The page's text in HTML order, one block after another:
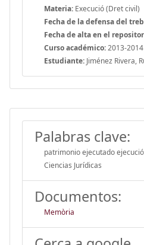
Materia: Execució (Dret civil)
Fecha de la defensa del
Fecha de alta en el
Curso académico:2013-2014
Estudiante: Jiménez Rivera,
Palabras clave:
patrimonio ejecutado
Ciencias Jurídicas
Documentos:
Memòria